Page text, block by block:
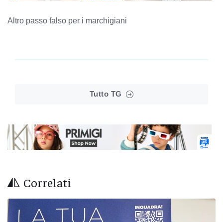
Altro passo falso per i marchigiani
Tutto TG
Correlati